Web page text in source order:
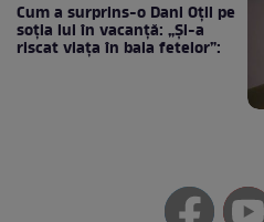
Cum a surprins-o Dani Oțil pe
soția lui în vacanță: „Și-a
riscat viața în baia fetelor”: